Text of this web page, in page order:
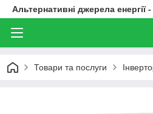
Альтернативні джерела
Товари та послуги